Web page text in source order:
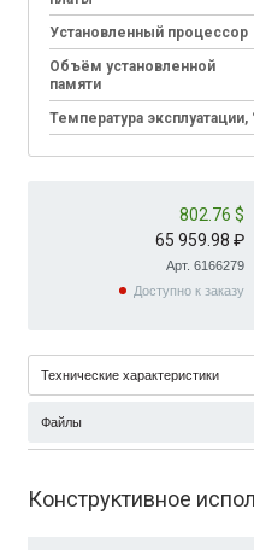
Установленный процессор
Объём установленной
памяти
Температура эксплуатации,
802.76 $
65 959.98 ₽
Арт. 6166279
Доступно к заказу
Технические характеристики
Файлы
Конструктивное